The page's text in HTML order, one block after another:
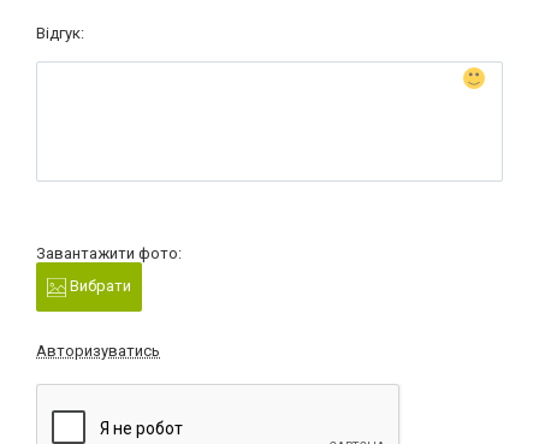
Відгук:
Завантажити фото:
Вибрати
Авторизуватись